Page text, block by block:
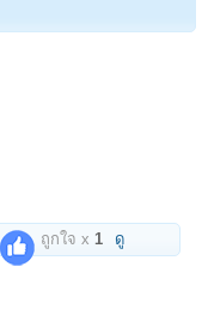
ถูกใจ x 1 ดู